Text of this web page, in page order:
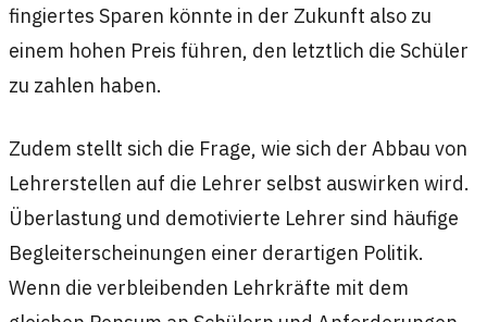
fingiertes Sparen könnte in der Zukunft also zu
einem hohen Preis führen, den letztlich die Schüler
zu zahlen haben.
Zudem stellt sich die Frage, wie sich der Abbau von
Lehrerstellen auf die Lehrer selbst auswirken wird.
Überlastung und demotivierte Lehrer sind häufige
Begleiterscheinungen einer derartigen Politik.
Wenn die verbleibenden Lehrkräfte mit dem